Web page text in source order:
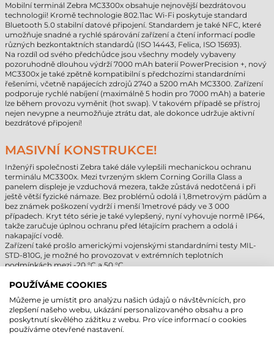
Mobilní terminál Zebra MC3300x obsahuje nejnovější bezdrátovou
technologii! Kromě technologie 802.11ac Wi-Fi poskytuje standard
Bluetooth 5.0 stabilní datové připojení. Standardem je také NFC, které
umožňuje snadné a rychlé spárování zařízení a čtení informací podle
různých bezkontaktních standardů (ISO 14443, Felica, ISO 15693).
Na rozdíl od svého předchůdce jsou všechny modely vybaveny
pozoruhodně dlouhou výdrží 7000 mAh baterií PowerPrecision +, nový
MC3300x je také zpětně kompatibilní s předchozími standardními
řešeními, včetně napájecích zdrojů 2740 a 5200 mAh MC3300. Zařízení
podporuje rychlé nabíjení (maximálně 5 hodin pro 7000 mAh) a baterie
lze během provozu vyměnit (hot swap). V takovém případě se přístroj
nejen nevypne a neumožňuje ztrátu dat, ale dokonce udržuje aktivní
bezdrátové připojení!
MASIVNÍ KONSTRUKCE!
Inženýři společnosti Zebra také dále vylepšili mechanickou ochranu
terminálu MC3300x. Mezi tvrzeným sklem Corning Gorilla Glass a
panelem displeje je vzduchová mezera, takže zůstává nedotčená i při
ještě větší fyzické námaze. Bez problémů odolá i 1,8metrovým pádům a
bez známek poškození vydrží i menší 1metrové pády ve 3 000
případech. Kryt této série je také vylepšený, nyní vyhovuje normě IP64,
takže zaručuje úplnou ochranu před létajícím prachem a odolá i
nakapající vodě.
Zařízení také prošlo americkými vojenskými standardními testy MIL-
STD-810G, je možné ho provozovat v extrémních teplotních
podmínkách mezi -20 °C a 50 °C.
MOTOROLA/SYMBOL MC3300 VS. ZEBRA
MC3300X
Nový procesor:8jádrový procesor Qualcomm 2,2 GHz poskytuje
modernější platformu nejlepšího výkonu s víceletou zárukou.
POUŽÍVÁME COOKIES
Můžeme je umístit pro analýzu našich údajů o návštěvnících, pro
zlepšení našeho webu, ukázání personalizovaného obsahu a pro
poskytnutí skvělého zážitku z webu. Pro více informací o cookies
používáme otevřené nastavení.